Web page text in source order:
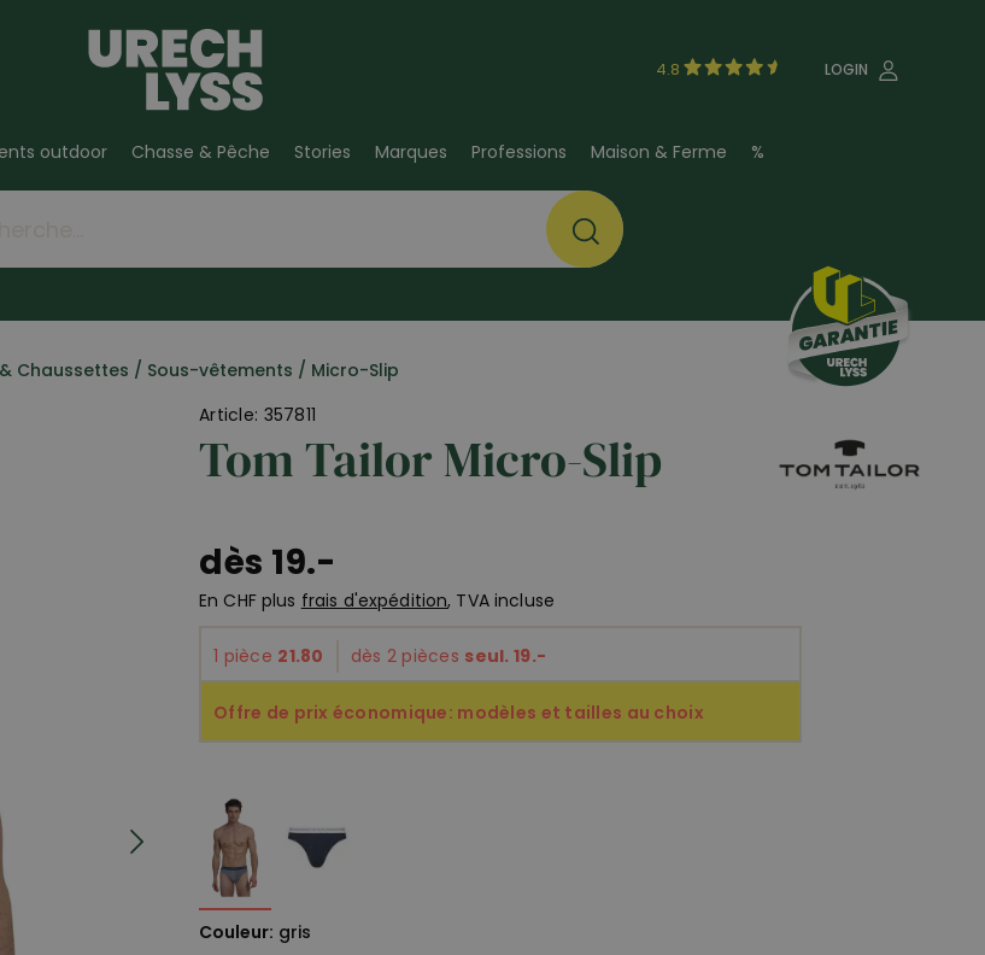
4.8 LOGIN
outdoor Chasse & Pêche Stories Marques Professions Maison & Ferme %
Chaussettes / Sous-vêtements / Micro-Slip
Article: 357811
Tom Tailor Micro-Slip
dès 19.-
En CHF plus frais d'expédition, TVA incluse
1 pièce 21.80 dès 2 pièces seul. 19.-
Offre de prix économique: modèles et tailles au choix
Couleur: gris